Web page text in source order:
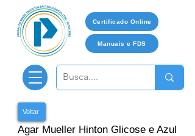
Certificado Online
Manuais e FDS
Voltar
Agar Mueller Hinton Glicose e Azul